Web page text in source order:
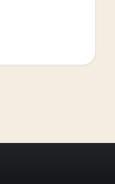
att de inte